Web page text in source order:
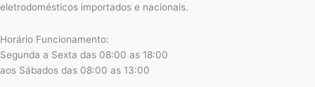
eletrodomésticos importados e nacionais.
Horário Funcionamento:
Segunda a Sexta das 08:00 as 18:00
aos Sábados das 08:00 as 13:00